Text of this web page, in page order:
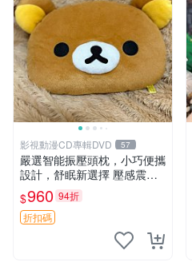
影視動漫CD專輯DVD 57
嚴選智能振壓頭枕，小巧便攜
設計，舒眠新選擇 壓感震動
頭枕 確切尺寸 小巧便攜
$960 94折
折扣碼